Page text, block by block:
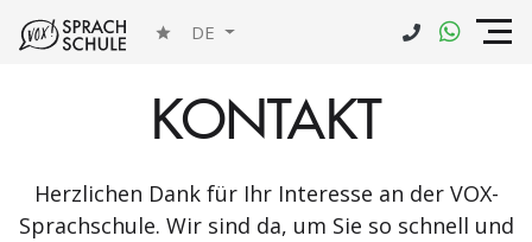
DE
KONTAKT
Herzlichen Dank für Ihr Interesse an der VOX-
Sprachschule. Wir sind da, um Sie so schnell und